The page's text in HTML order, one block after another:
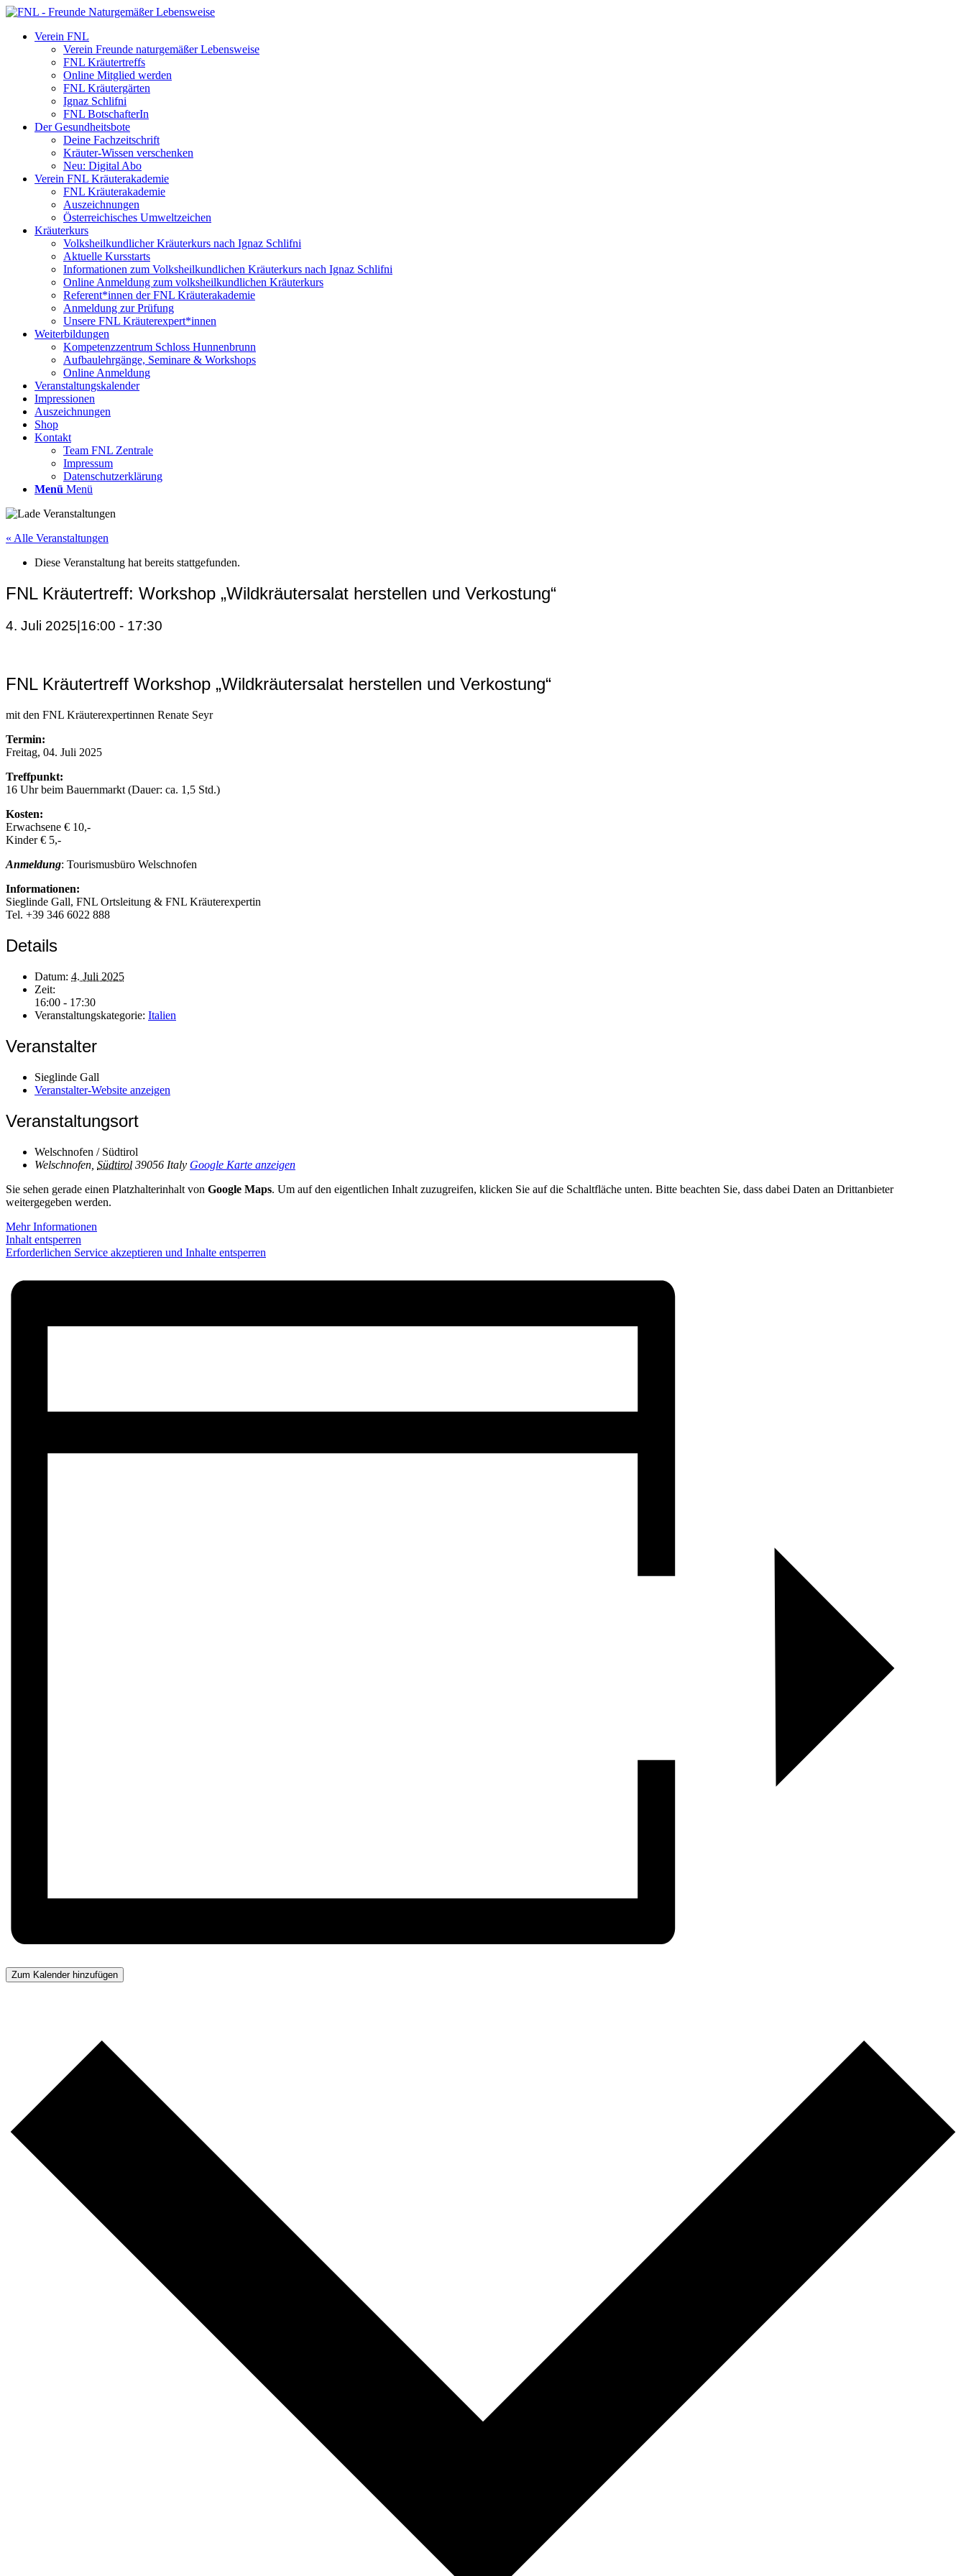
Verein FNL
Verein Freunde naturgemäßer Lebensweise
FNL Kräutertreffs
Online Mitglied werden
FNL Kräutergärten
Ignaz Schlifni
FNL BotschafterIn
Der Gesundheitsbote
Deine Fachzeitschrift
Kräuter-Wissen verschenken
Neu: Digital Abo
Verein FNL Kräuterakademie
FNL Kräuterakademie
Auszeichnungen
Österreichisches Umweltzeichen
Kräuterkurs
Volksheilkundlicher Kräuterkurs nach Ignaz Schlifni
Aktuelle Kursstarts
Informationen zum Volksheilkundlichen Kräuterkurs nach Ignaz Schlifni
Online Anmeldung zum volksheilkundlichen Kräuterkurs
Referent*innen der FNL Kräuterakademie
Anmeldung zur Prüfung
Unsere FNL Kräuterexpert*innen
Weiterbildungen
Kompetenzzentrum Schloss Hunnenbrunn
Aufbaulehrgänge, Seminare & Workshops
Online Anmeldung
Veranstaltungskalender
Impressionen
Auszeichnungen
Shop
Kontakt
Team FNL Zentrale
Impressum
Datenschutzerklärung
Menü Menü
« Alle Veranstaltungen
Diese Veranstaltung hat bereits stattgefunden.
FNL Kräutertreff: Workshop „Wildkräutersalat herstellen und Verkostung“
4. Juli 2025|16:00 - 17:30
FNL Kräutertreff Workshop „Wildkräutersalat herstellen und Verkostung“
mit den FNL Kräuterexpertinnen Renate Seyr
Termin:
Freitag, 04. Juli 2025
Treffpunkt:
16 Uhr beim Bauernmarkt (Dauer: ca. 1,5 Std.)
Kosten:
Erwachsene € 10,-
Kinder € 5,-
Anmeldung: Tourismusbüro Welschnofen
Informationen:
Sieglinde Gall, FNL Ortsleitung & FNL Kräuterexpertin
Tel. +39 346 6022 888
Details
Datum: 4. Juli 2025
Zeit:
16:00 - 17:30
Veranstaltungskategorie: Italien
Veranstalter
Sieglinde Gall
Veranstalter-Website anzeigen
Veranstaltungsort
Welschnofen / Südtirol
Welschnofen Südtirol 39056 Italy Google Karte anzeigen
Sie sehen gerade einen Platzhalterinhalt von Google Maps. Um auf den eigentlichen Inhalt zuzugreifen, klicken Sie auf die Schaltfläche unten. Bitte beachten Sie, dass dabei Daten an Drittanbieter
weitergegeben werden.
Mehr Informationen
Inhalt entsperren
Erforderlichen Service akzeptieren und Inhalte entsperren
Zum Kalender hinzufügen